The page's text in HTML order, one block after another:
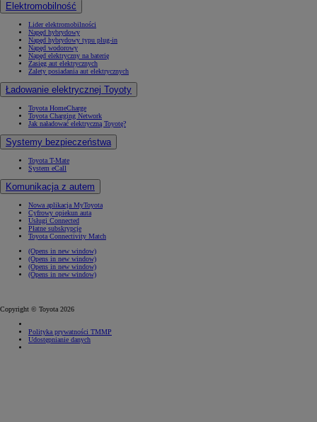
Elektromobilność
Lider elektromobilności
Napęd hybrydowy
Napęd hybrydowy typu plug-in
Napęd wodorowy
Napęd elektryczny na baterię
Zasięg aut elektrycznych
Zalety posiadania aut elektrycznych
Ładowanie elektrycznej Toyoty
Toyota HomeCharge
Toyota Charging Network
Jak naładować elektryczną Toyotę?
Systemy bezpieczeństwa
Toyota T-Mate
System eCall
Komunikacja z autem
Nowa aplikacja MyToyota
Cyfrowy opiekun auta
Usługi Connected
Płatne subskrypcje
Toyota Connectivity Match
(Opens in new window)
(Opens in new window)
(Opens in new window)
(Opens in new window)
Copyright © Toyota 2026
Polityka prywatności TMMP
Udostępnianie danych